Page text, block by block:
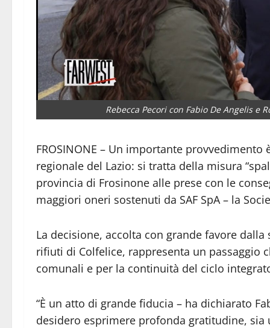
Rebecca Pecori con Fabio De Angelis e
FROSINONE – Un importante
regionale del Lazio: si tratta della misura
provincia di Frosinone alle prese con le
maggiori oneri sostenuti da SAF SpA – la
La decisione, accolta con grande favore
rifiuti di Colfelice, rappresenta un passaggio
comunali e per la continuità del ciclo
“È un atto di grande fiducia – ha dichiarato
desidero esprimere profonda gratitudine,